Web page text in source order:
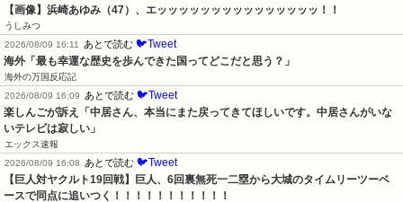
【画像】浜崎あゆみ（47）、エッッッッッッッッッッッッッッッ！！
うしみつ
2026/08/09 16:11
あとで読む 🐦Tweet
海外「最も幸運な歴史を歩んできた国ってどこだと思う？」
海外の万国反応記
2026/08/09 16:09
あとで読む 🐦Tweet
楽しんごが訴え「中居さん、本当にまた戻ってきてほしいです。中居さんがいな
いテレビは寂しい」
エックス速報
2026/08/09 16:08
あとで読む 🐦Tweet
【巨人対ヤクルト19回戦】巨人、6回裏無死一二塁から大城のタイムリーツーベ
ースで同点に追いつく！！！！！！！！！！！